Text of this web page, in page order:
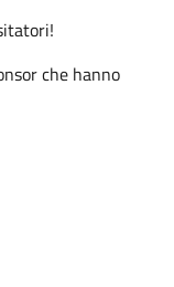
che hanno